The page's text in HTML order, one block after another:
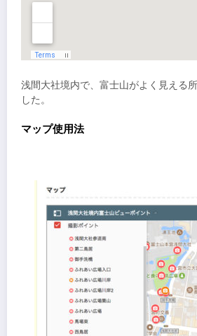
浅間大社境内で、富士山がよく見える
した。
マップ使用法